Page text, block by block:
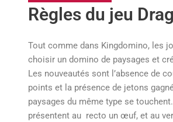
Règles du jeu
Tout comme dans Kingdomino, les
choisir un domino de paysages et
Les nouveautés sont l’absence de
points et la présence de jetons
paysages du même type se
présentent au recto un œuf, et au